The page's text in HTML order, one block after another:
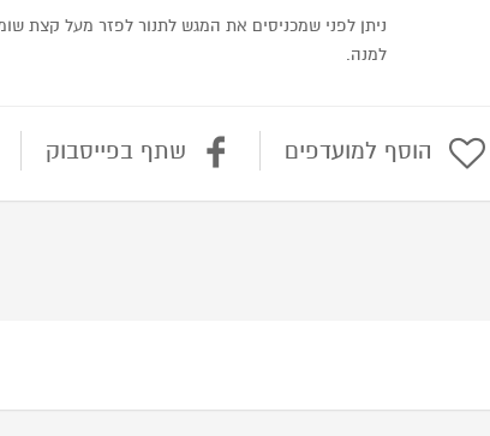
ניתן לפני שמכניסים את המגש לתנור לפזר מעל קצת
למנה.
הוסף למועדפים שתף בפייסבוק